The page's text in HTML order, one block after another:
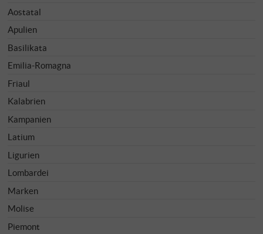
Aostatal
Apulien
Basilikata
Emilia-Romagna
Friaul
Kalabrien
Kampanien
Latium
Ligurien
Lombardei
Marken
Molise
Piemont